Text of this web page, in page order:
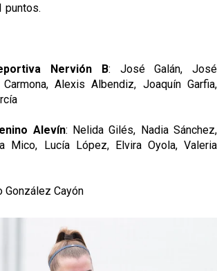
puntos.
Nervión B: José Galán, José
Alexis Albendiz, Joaquín Garfia,
Alevín: Nelida Gilés, Nadia Sánchez,
Mico, Lucía López, Elvira Oyola, Valeria
González Cayón